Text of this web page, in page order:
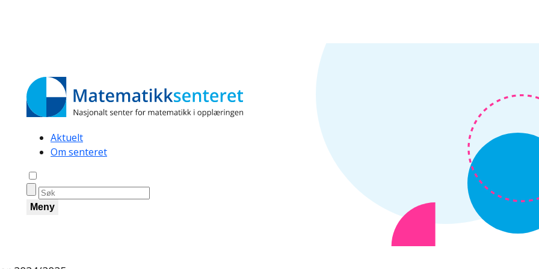
Secondary
navigation
Aktuelt
Om senteret
Meny